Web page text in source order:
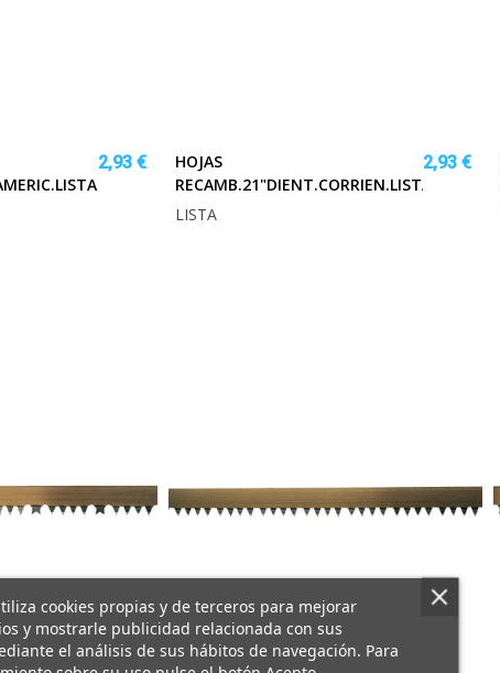
2,93 €
HOJAS
RECAMB.21"DIENT.CORRIEN.LISTA
2,93 €
LISTA
cookies propias y de terceros para mejorar
y mostrarle publicidad relacionada con sus
el análisis de sus hábitos de navegación. Para